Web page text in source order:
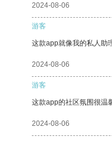
2024-08-06
游客
这款app就像我的私人助
2024-08-06
游客
这款app的社区氛围很温
2024-08-06